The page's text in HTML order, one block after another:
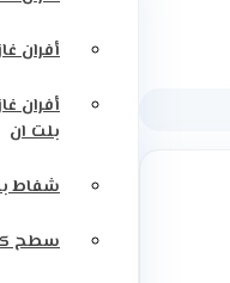
أفران
أفران
بلت ان
شفاط
سطح